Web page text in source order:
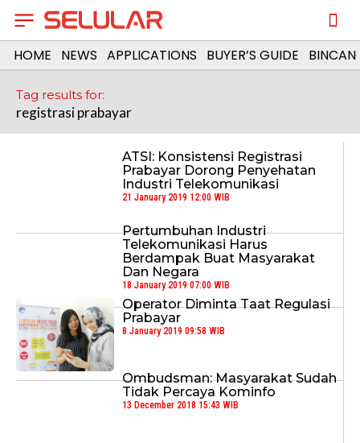
HOME NEWS APPLICATIONS BUYER’S GUIDE
Tag results for:
registrasi prabayar
ATSI: Konsistensi Registrasi
Prabayar Dorong Penyehatan
Industri Telekomunikasi
21 January 2019 12:00 WIB
Pertumbuhan Industri
Telekomunikasi Harus
Berdampak Buat Masyarakat
Dan Negara
18 January 2019 07:00 WIB
Operator Diminta Taat Regulasi
Prabayar
8 January 2019 09:58 WIB
Ombudsman: Masyarakat Sudah
Tidak Percaya Kominfo
13 December 2018 15:43 WIB